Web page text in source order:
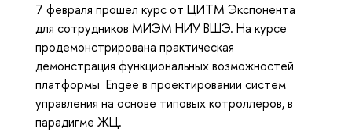
7 февраля прошел курс от ЦИТМ Экспонента
для сотрудников МИЭМ НИУ ВШЭ. На курсе
продемонстрирована практическая
демонстрация функциональных возможностей
платформы Engee в проектировании систем
управления на основе типовых котроллеров, в
парадигме ЖЦ.